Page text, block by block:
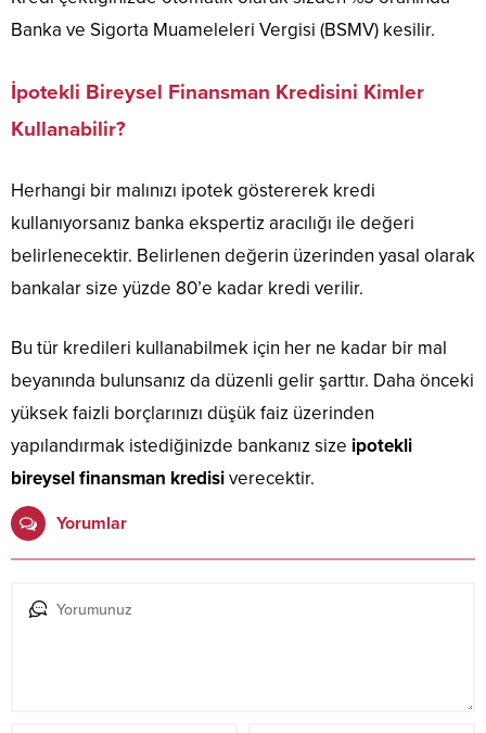
Banka ve Sigorta Muameleleri Vergisi (BSMV) kesilir.
İpotekli Bireysel Finansman Kredisini Kimler
Kullanabilir?
Herhangi bir malınızı ipotek göstererek kredi
kullanıyorsanız banka ekspertiz aracılığı ile değeri
belirlenecektir. Belirlenen değerin üzerinden yasal olarak
bankalar size yüzde 80’e kadar kredi verilir.
Bu tür kredileri kullanabilmek için her ne kadar bir mal
beyanında bulunsanız da düzenli gelir şarttır. Daha önceki
yüksek faizli borçlarınızı düşük faiz üzerinden
yapılandırmak istediğinizde bankanız size ipotekli
bireysel finansman kredisiverecektir.
Yorumlar